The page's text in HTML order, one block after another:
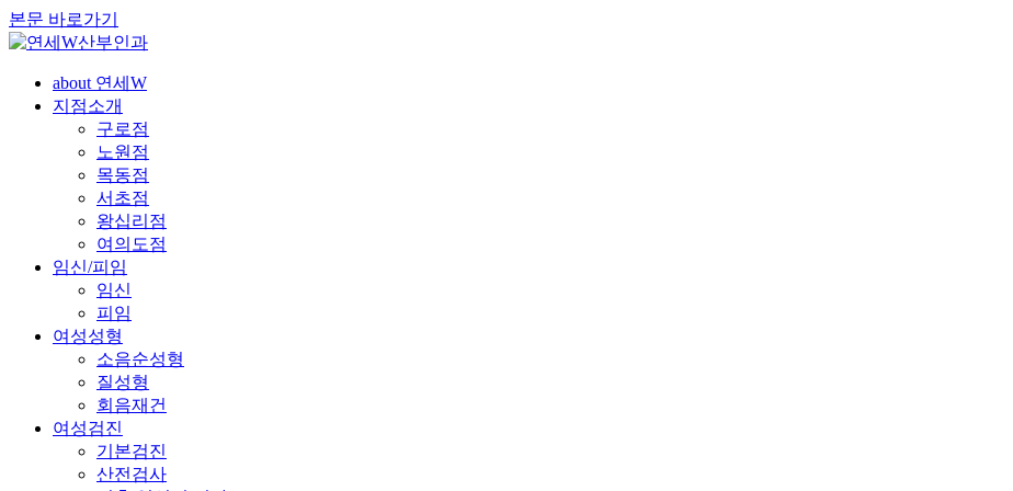
본문 바로가기
about 연세W
지점소개
구로점
노원점
목동점
서초점
왕십리점
여의도점
임신/피임
임신
피임
여성성형
소음순성형
질성형
회음재건
여성검진
기본검진
산전검사